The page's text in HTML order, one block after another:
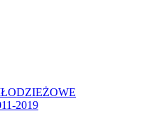
2019